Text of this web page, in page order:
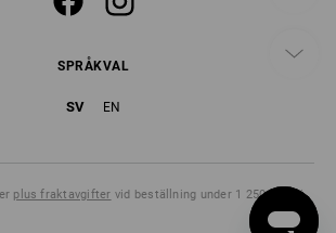
SPRÅKVAL
SV EN
plus fraktavgifter vid beställning under 1 250,00 kr i